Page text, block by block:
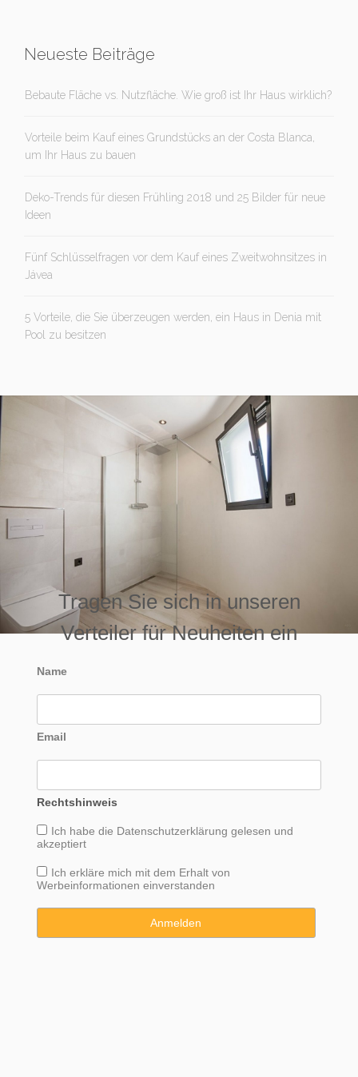
Neueste Beiträge
Bebaute Fläche vs. Nutzfläche. Wie groß ist Ihr Haus wirklich?
Vorteile beim Kauf eines Grundstücks an der Costa Blanca,
um Ihr Haus zu bauen
Deko-Trends für diesen Frühling 2018 und 25 Bilder für neue
Ideen
Fünf Schlüsselfragen vor dem Kauf eines Zweitwohnsitzes in
Jávea
5 Vorteile, die Sie überzeugen werden, ein Haus in Denia mit
Pool zu besitzen
Tragen Sie sich in unseren
Verteiler für Neuheiten ein
Name
Email
Rechtshinweis
Ich habe die Datenschutzerklärung gelesen und
akzeptiert
Ich erkläre mich mit dem Erhalt von
Werbeinformationen einverstanden